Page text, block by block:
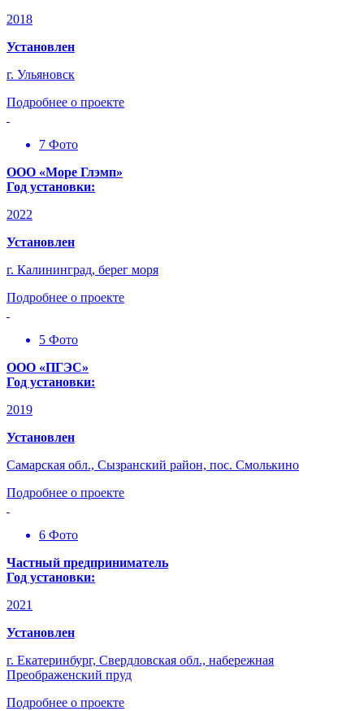
2018
Установлен
г. Ульяновск
Подробнее о проекте
7 Фото
ООО «Море Глэмп»
Год установки:
2022
Установлен
г. Калининград, берег моря
Подробнее о проекте
5 Фото
ООО «ПГЭС»
Год установки:
2019
Установлен
Самарская обл., Сызранский район, пос. Смолькино
Подробнее о проекте
6 Фото
Частный предприниматель
Год установки:
2021
Установлен
г. Екатеринбург, Свердловская обл., набережная
Преображенский пруд
Подробнее о проекте